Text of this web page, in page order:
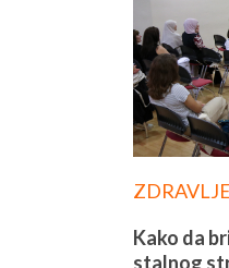
Kako da
stalnog